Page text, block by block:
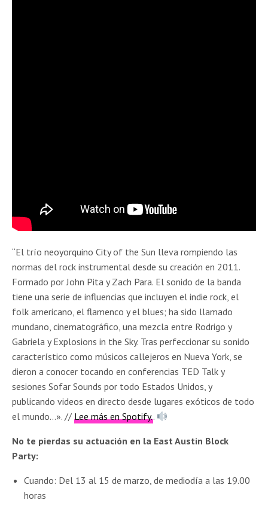
“El trío neoyorquino City of the Sun lleva rompiendo las
normas del rock instrumental desde su creación en 2011.
Formado por John Pita y Zach Para. El sonido de la banda
tiene una serie de influencias que incluyen el indie rock, el
folk americano, el flamenco y el blues; ha sido llamado
mundano, cinematográfico, una mezcla entre Rodrigo y
Gabriela y Explosions in the Sky. Tras perfeccionar su sonido
característico como músicos callejeros en Nueva York, se
dieron a conocer tocando en conferencias TED Talk y
sesiones Sofar Sounds por todo Estados Unidos, y
publicando videos en directo desde lugares exóticos de todo
el mundo…». //Lee más en Spotify..
No te pierdas su actuación en la East Austin Block
Party:
Cuando: Del 13 al 15 de marzo, de mediodía a las 19.00
horas